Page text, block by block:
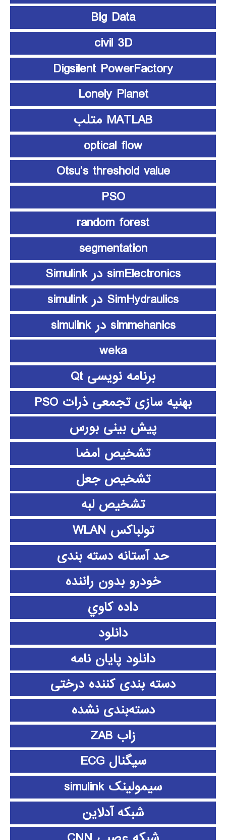
Big Data
civil 3D
Digsilent PowerFactory
Lonely Planet
MATLAB متلب
optical flow
Otsu’s threshold value
PSO
random forest
segmentation
simElectronics در Simulink
SimHydraulics در simulink
simmehanics در simulink
weka
برنامه نویسی Qt
بهنیه سازی تجمعی ذرات PSO
پیش بینی بورس
تشخیص امضا
تشخیص جعل
تشخیص لبه
تولباکس WLAN
حد آستانه دسته بندی
خودرو بدون راننده
داده كاوي
دانلود
دانلود پايان نامه
دسته بندی کننده درختی
دسته‌بندی نشده
زاب ZAB
سیگنال ECG
سیمولینک simulink
شبکه آدلاین